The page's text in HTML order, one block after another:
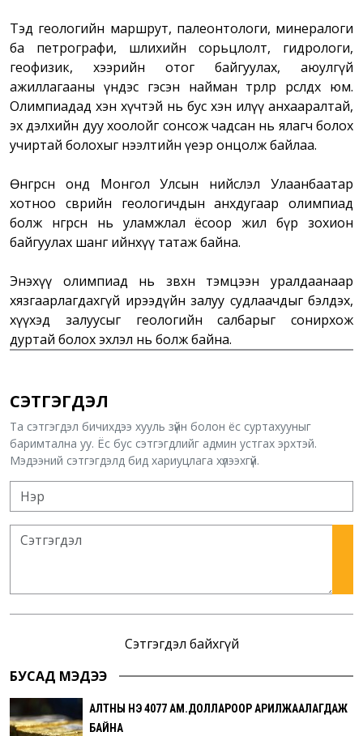
Тэд геологийн маршрут, палеонтологи, минералоги
ба петрографи, шлихийн сорьцлолт, гидрологи,
геофизик, хээрийн отог байгуулах, аюулгүй
ажиллагааны үндэс гэсэн найман төрлөөр өрсөлдөх юм.
Олимпиадад хэн хүчтэй нь бус хэн илүү анхааралтай,
эх дэлхийн дуу хоолойг сонсож чадсан нь ялагч болох
учиртай болохыг нээлтийн үеэр онцолж байлаа.
Өнгөрсөн онд Монгол Улсын нийслэл Улаанбаатар
хотноо өсвөрийн геологичдын анхдугаар олимпиад
болж өнгөрсөн нь уламжлал ёсоор жил бүр зохион
байгуулах шанг ийнхүү татаж байна.
Энэхүү олимпиад нь зөвхөн тэмцээн уралдаанаар
хязгаарлагдахгүй ирээдүйн залуу судлаачдыг бэлдэх,
хүүхэд залуусыг геологийн салбарыг сонирхож
дуртай болох эхлэл нь болж байна.
СЭТГЭГДЭЛ
Та сэтгэгдэл бичихдээ хууль зүйн болон ёс суртахууныг
баримтална уу. Ёс бус сэтгэгдлийг админ устгах эрхтэй.
Мэдээний сэтгэгдэлд бид хариуцлага хүлээхгүй.
Сэтгэгдэл байхгүй
БУСАД МЭДЭЭ
АЛТНЫ ҮНЭ 4077 АМ.ДОЛЛАРООР АРИЛЖААЛАГДАЖ
БАЙНА